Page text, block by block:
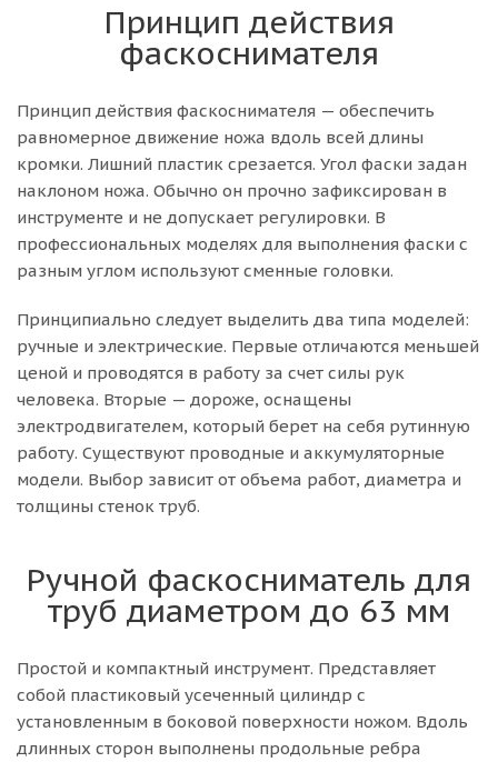
Принцип действия
фаскоснимателя
Принцип действия фаскоснимателя — обеспечить
равномерное движение ножа вдоль всей длины
кромки. Лишний пластик срезается. Угол фаски задан
наклоном ножа. Обычно он прочно зафиксирован в
инструменте и не допускает регулировки. В
профессиональных моделях для выполнения фаски с
разным углом используют сменные головки.
Принципиально следует выделить два типа моделей:
ручные и электрические. Первые отличаются меньшей
ценой и проводятся в работу за счет силы рук
человека. Вторые — дороже, оснащены
электродвигателем, который берет на себя рутинную
работу. Существуют проводные и аккумуляторные
модели. Выбор зависит от объема работ, диаметра и
толщины стенок труб.
Ручной фаскосниматель для
труб диаметром до 63 мм
Простой и компактный инструмент. Представляет
собой пластиковый усеченный цилиндр с
установленным в боковой поверхности ножом. Вдоль
длинных сторон выполнены продольные ребра